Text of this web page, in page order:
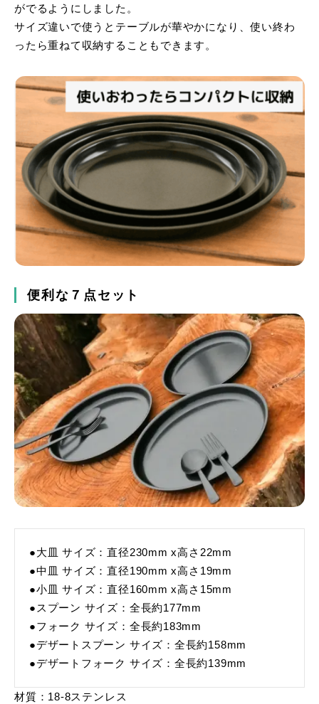
がでるようにしました。
サイズ違いで使うとテーブルが華やかになり、使い終わ
ったら重ねて収納することもできます。
便利な７点セット
●大皿 サイズ：直径230mm x高さ22mm
●中皿 サイズ：直径190mm x高さ19mm
●小皿 サイズ：直径160mm x高さ15mm
●スプーン サイズ：全長約177mm
●フォーク サイズ：全長約183mm
●デザートスプーン サイズ：全長約158mm
●デザートフォーク サイズ：全長約139mm
材質：18-8ステンレス